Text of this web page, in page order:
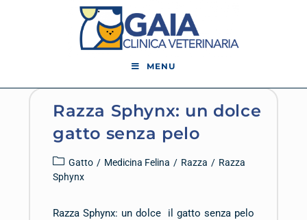
MENU
Razza Sphynx: un dolce
gatto senza pelo
Gatto / Medicina Felina / Razza / Razza
Sphynx
Razza Sphynx: un dolce il gatto senza pelo